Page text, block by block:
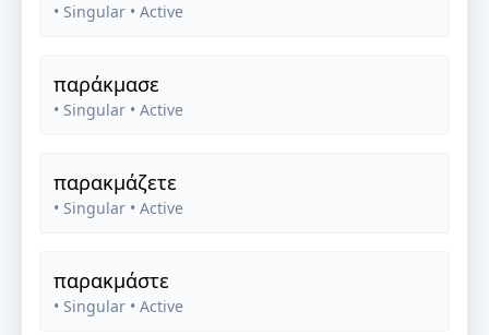
• Singular • Active
παράκμασε
• Singular • Active
παρακμάζετε
• Singular • Active
παρακμάστε
• Singular • Active